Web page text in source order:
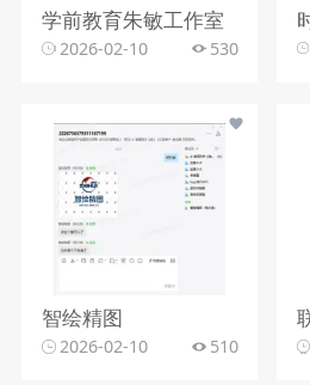
学前教育朱敏工作室
2026-02-10 530
智绘精图
2026-02-10 510